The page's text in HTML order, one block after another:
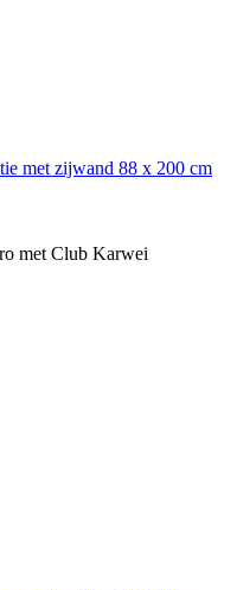
met zijwand 88 x 200 cm
met Club Karwei